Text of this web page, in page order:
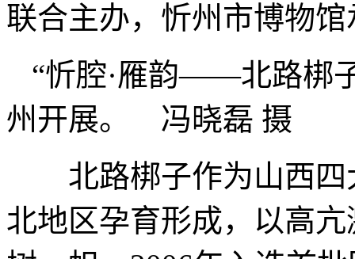
联合主办，忻州市博物
“忻腔·雁韵——北路梆
州开展。 冯晓磊 摄
北路梆子作为山西四
北地区孕育形成，以高